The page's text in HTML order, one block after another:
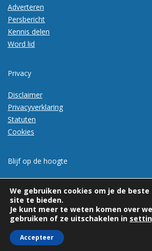
Adverteren
Persbericht
Kennis delen
Word lid
Privacy
Disclaimer
Privacyverklaring
Statuten
Cookies
Blijf op de hoogte
We gebruiken cookies om je de beste
site te bieden.
Je kunt meer te weten komen over
gebruiken of ze uitschakelen in
Accepteer